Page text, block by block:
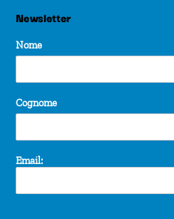
Newsletter
Nome
Cognome
Email: